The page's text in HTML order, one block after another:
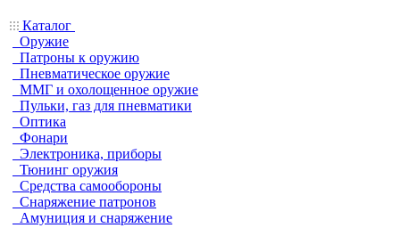
Каталог
Оружие
Патроны к оружию
Пневматическое оружие
ММГ и охолощенное оружие
Пульки, газ для пневматики
Оптика
Фонари
Электроника, приборы
Тюнинг оружия
Средства самообороны
Снаряжение патронов
Амуниция и снаряжение